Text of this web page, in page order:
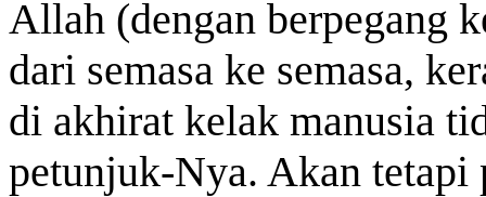
Allah (dengan berpegang
dari semasa ke semasa,
di akhirat kelak manusia
petunjuk-Nya. Akan